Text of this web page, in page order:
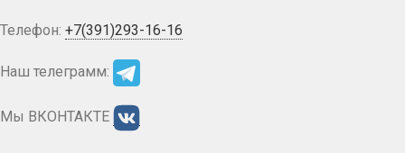
Телефон: +7(391)293-16-16
Наш телеграмм:
Мы ВКОНТАКТЕ